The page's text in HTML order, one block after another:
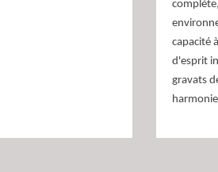
capacité
d'esprit
gravats